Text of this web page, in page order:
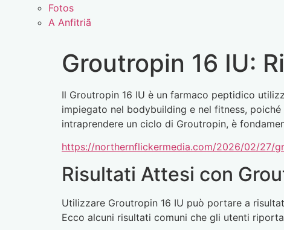
Fotos
A Anfitriã
Groutropin 16 IU:
Il Groutropin 16 IU è un farmaco peptidico
impiegato nel bodybuilding e nel fitness,
intraprendere un ciclo di Groutropin, è
https://northernflickermedia.com/2026/02/27/
Risultati Attesi con
Utilizzare Groutropin 16 IU può portare a
Ecco alcuni risultati comuni che gli utenti